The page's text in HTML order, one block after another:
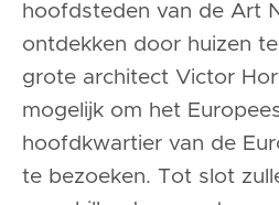
hoofdsteden van de Art
ontdekken door huizen
grote architect Victor
mogelijk om het
hoofdkwartier van de
te bezoeken. Tot slot